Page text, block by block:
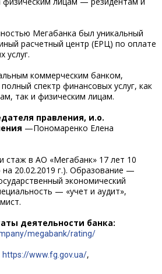
Мегабанка был уникальный
расчетный центр (ЕРЦ) по оплате
услуг.
коммерческим банком,
спектр финансовых услуг, как
так и физическим лицам.
правления, и.о.
—Пономаренко Елена
стаж в АО «Мегабанк» 17 лет 10
20.02.2019 г.). Образование —
экономический
— «учет и аудит»,
деятельности банка:
megabank/rating/
https://www.fg.gov.ua/,